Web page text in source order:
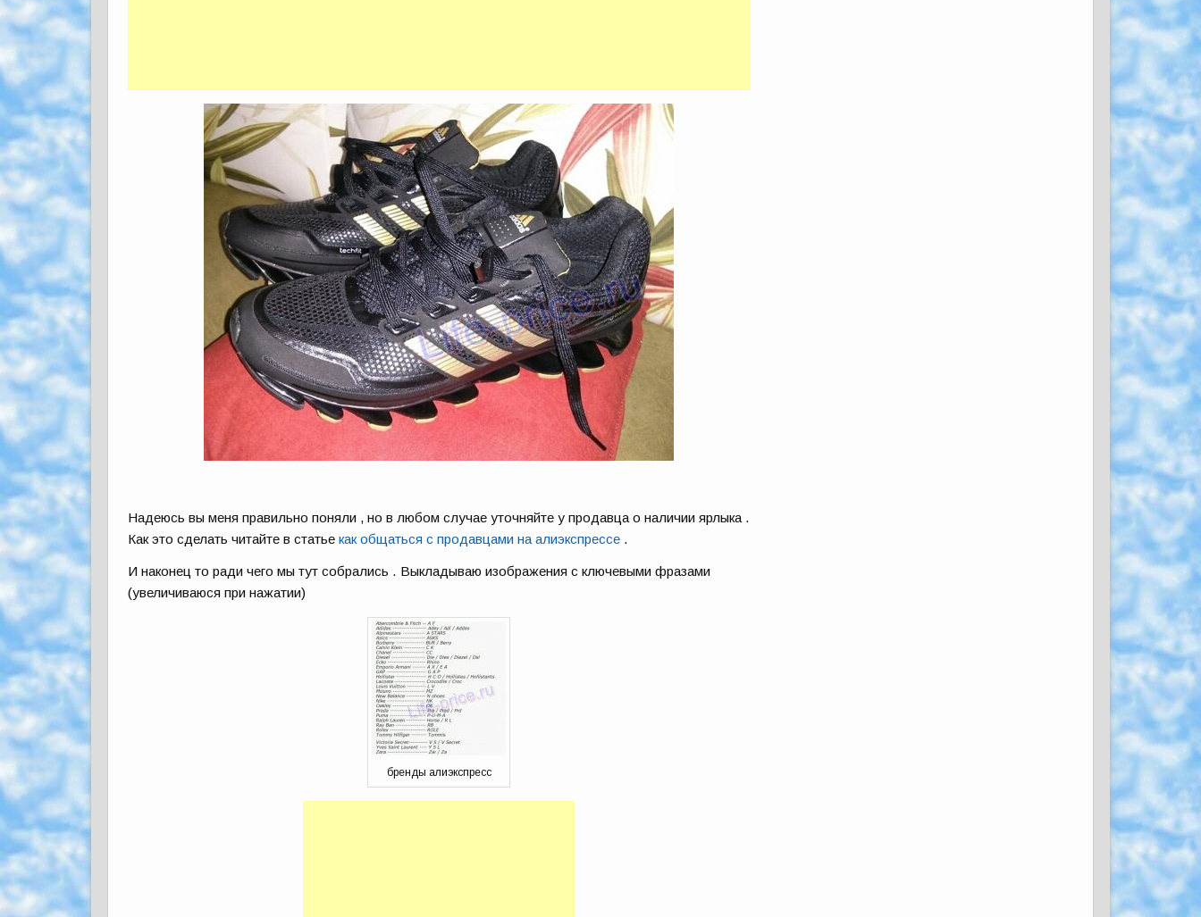
Надеюсь вы меня правильно поняли , но в любом случае уточняйте у продавца о наличии ярлыка .
Как это сделать читайте в статьекак общаться с продавцами на алиэкспрессе .
И наконец то ради чего мы тут собрались . Выкладываю изображения с ключевыми фразами
(увеличиваюся при нажатии)
бренды алиэкспресс